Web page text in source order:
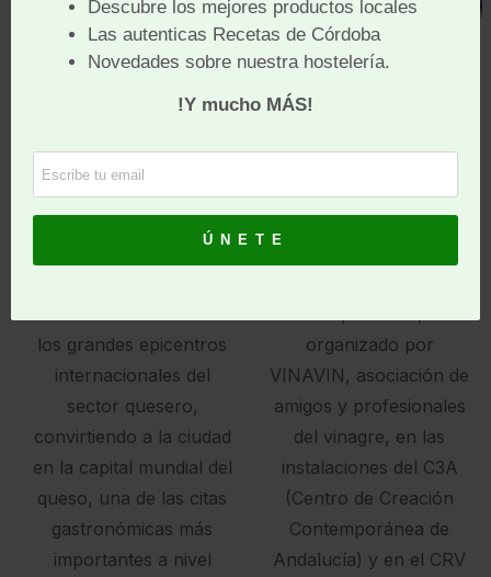
INTERNATIONAL
2026 EN CÓRDOBA
El Andalucía – Gusto del
Cheese Festival 2026
inicia oficialmente su
los grandes epicentros
internacionales del
sector quesero,
convirtiendo a la ciudad
en la capital mundial del
queso, una de las citas
gastronómicas más
importantes a nivel
I CONGRESO
VINAGRE EN
profesional del vinagre
organizado por
VINAVIN, asociación de
amigos y profesionales
del vinagre, en las
instalaciones del C3A
(Centro de Creación
Contemporánea de
Andalucía) y en el CRV